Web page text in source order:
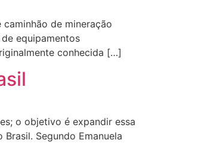
de mineração
equipamentos
conhecida […]
o objetivo é expandir essa
Segundo Emanuela